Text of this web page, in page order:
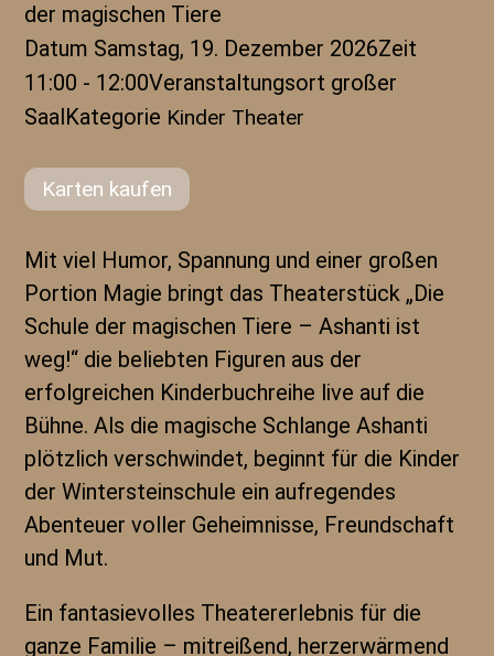
der magischen Tiere
Datum Samstag, 19. Dezember 2026Zeit
11:00 - 12:00Veranstaltungsort großer
SaalKategorie Kinder Theater
Karten kaufen
Mit viel Humor, Spannung und einer großen
Portion Magie bringt das Theaterstück „Die
Schule der magischen Tiere – Ashanti ist
weg!“ die beliebten Figuren aus der
erfolgreichen Kinderbuchreihe live auf die
Bühne. Als die magische Schlange Ashanti
plötzlich verschwindet, beginnt für die Kinder
der Wintersteinschule ein aufregendes
Abenteuer voller Geheimnisse, Freundschaft
und Mut.
Ein fantasievolles Theatererlebnis für die
ganze Familie – mitreißend, herzerwärmend